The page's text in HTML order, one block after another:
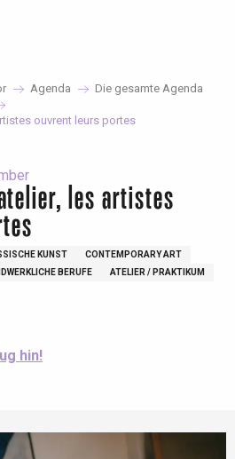
Agenda
Die gesamte Agenda
ouvrent leurs portes
les artistes
KUNST
CONTEMPORARY ART
BERUFE ATELIER / PRAKTIKUM
hin!